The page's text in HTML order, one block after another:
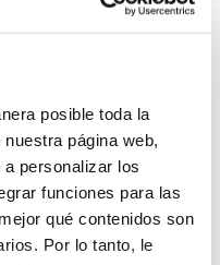
posible toda la
página web,
personalizar los
funciones para las
qué contenidos son
Por lo tanto, le